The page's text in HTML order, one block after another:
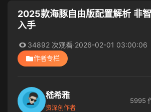
2025款海豚自由版配置解析 非
入手
34892 次观看·2026-02-01 03:00:06
作者专栏
嵇希雅
资深创作者
5995